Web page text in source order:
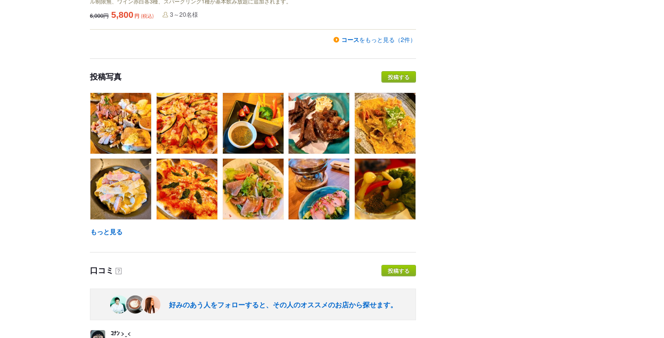
6,000円 5,800 円 (税込) 3～20名様
コースをもっと見る（2件）
投稿写真 投稿する
もっと見る
口コミ ？ 投稿する
好みのあう人をフォローすると、その人のオススメのお店から探せます。
ｺﾅﾝ > ̫ <